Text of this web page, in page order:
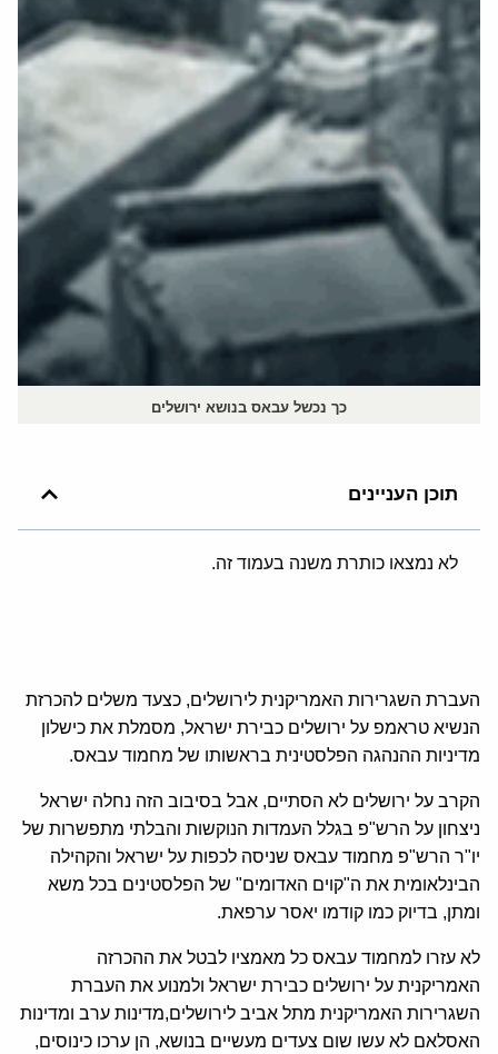
כך נכשל עבאס בנושא ירושלים
תוכן העניינים
לא נמצאו כותרת משנה בעמוד זה.
העברת השגרירות האמריקנית לירושלים, כצעד משלים להכרזת
הנשיא טראמפ על ירושלים כבירת ישראל, מסמלת את כישלון
מדיניות ההנהגה הפלסטינית בראשותו של מחמוד עבאס.
הקרב על ירושלים לא הסתיים, אבל בסיבוב הזה נחלה ישראל
ניצחון על הרש"פ בגלל העמדות הנוקשות והבלתי מתפשרות של
יו"ר הרש"פ מחמוד עבאס שניסה לכפות על ישראל והקהילה
הבינלאומית את ה"קוים האדומים" של הפלסטינים בכל משא
ומתן, בדיוק כמו קודמו יאסר ערפאת.
לא עזרו למחמוד עבאס כל מאמציו לבטל את ההכרזה
האמריקנית על ירושלים כבירת ישראל ולמנוע את העברת
השגרירות האמריקנית מתל אביב לירושלים,מדינות ערב ומדינות
האסלאם לא עשו שום צעדים מעשיים בנושא, הן ערכו כינוסים,